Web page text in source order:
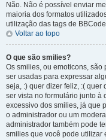
Não. Não é possível enviar
maioria dos formatos
utilização das tags de
Voltar ao topo
O que são smilies?
Os smilies, ou emoticons,
ser usadas para expressar
seja, :) quer dizer feliz, :( quer
ser vista no formulário junto à
excessivo dos smilies, já que
o administrador ou um
administrador também pode
smilies que você pode utilizar